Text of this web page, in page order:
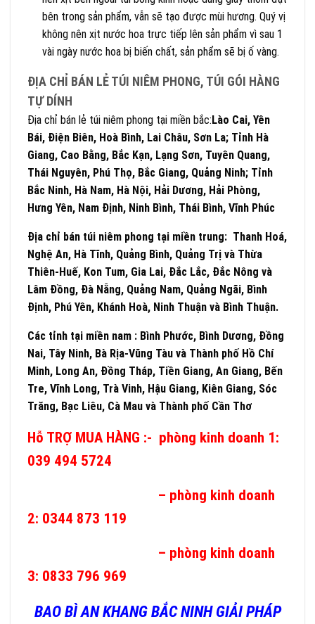
bên trong sản phẩm, vẫn sẽ tạo được mùi hương. Quý vị
không nên xịt nước hoa trực tiếp lên sản phẩm vì sau 1
vài ngày nước hoa bị biến chất, sản phẩm sẽ bị ố vàng.
ĐỊA CHỈ BÁN LẺ TÚI NIÊM PHONG, TÚI GÓI HÀNG
TỰ DÍNH
Địa chỉ bán lẻ túi niêm phong tại miền bắc:Lào Cai, Yên
Bái, Điện Biên, Hoà Bình, Lai Châu, Sơn La; Tỉnh Hà
Giang, Cao Bằng, Bắc Kạn, Lạng Sơn, Tuyên Quang,
Thái Nguyên, Phú Thọ, Bắc Giang, Quảng Ninh; Tỉnh
Bắc Ninh, Hà Nam, Hà Nội, Hải Dương, Hải Phòng,
Hưng Yên, Nam Định, Ninh Bình, Thái Bình, Vĩnh Phúc
Địa chỉ bán túi niêm phong tại miền trung: Thanh Hoá,
Nghệ An, Hà Tĩnh, Quảng Bình, Quảng Trị và Thừa
Thiên-Huế, Kon Tum, Gia Lai, Đắc Lắc, Đắc Nông và
Lâm Đồng, Đà Nẵng, Quảng Nam, Quảng Ngãi, Bình
Định, Phú Yên, Khánh Hoà, Ninh Thuận và Bình Thuận.
Các tỉnh tại miền nam : Bình Phước, Bình Dương, Đồng
Nai, Tây Ninh, Bà Rịa-Vũng Tàu và Thành phố Hồ Chí
Minh, Long An, Đồng Tháp, Tiền Giang, An Giang, Bến
Tre, Vĩnh Long, Trà Vinh, Hậu Giang, Kiên Giang, Sóc
Trăng, Bạc Liêu, Cà Mau và Thành phố Cần Thơ
Hỗ TRỢ MUA HÀNG :- phòng kinh doanh 1:
039 494 5724
– phòng kinh doanh
2: 0344 873 119
– phòng kinh doanh
3: 0833 796 969
BAO BÌ AN KHANG BẮC NINH GIẢI PHÁP